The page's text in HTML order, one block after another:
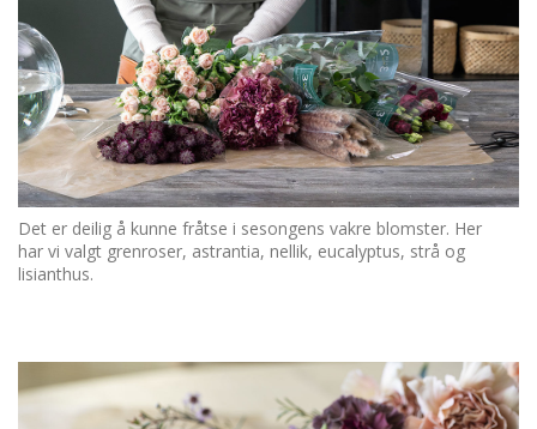
Det er deilig å kunne fråtse i sesongens vakre blomster. Her
har vi valgt grenroser, astrantia, nellik, eucalyptus, strå og
lisianthus.